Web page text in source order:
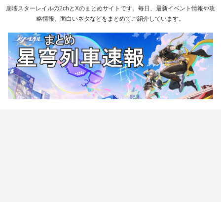
崩壊スターレイルの2chとXのまとめサイトです。毎日、最新イベント情報や攻
略情報、面白いネタなどをまとめてご紹介しています。